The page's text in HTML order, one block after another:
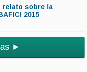
relato sobre la
2015
►